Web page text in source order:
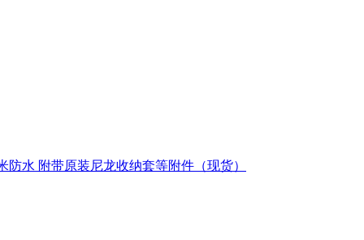
水 附带原装尼龙收纳套等附件（现货）